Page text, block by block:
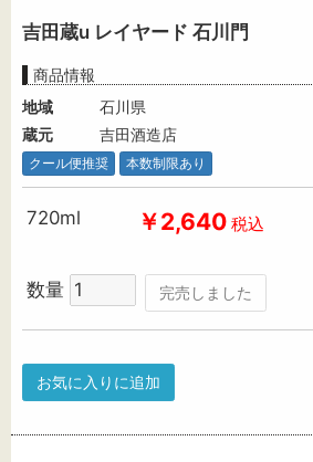
吉田蔵u レイヤード 石川門
商品情報
地域
石川県
蔵元
吉田酒造店
クール便推奨 本数制限あり
720ml ￥2,640 税込
数量 完売しました
お気に入りに追加